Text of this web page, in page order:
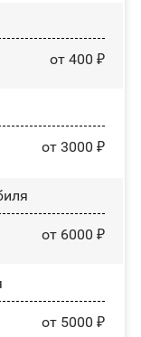
от 400 ₽
от 3000 ₽
от 6000 ₽
от 5000 ₽